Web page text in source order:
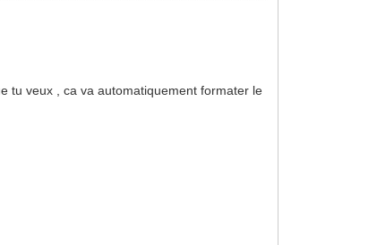
tu veux , ca va automatiquement formater le